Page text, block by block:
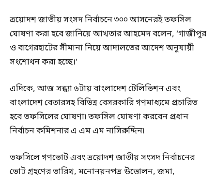
ত্রয়োদশ জাতীয় সংসদ নির্বাচনে ৩০০ আসনেরই তফসিল
ঘোষণা করা হবে জানিয়ে আখতার আহমেদ বলেন, ‘গাজীপুর
ও বাগেরহাটের সীমানা নিয়ে আদালতের আদেশ অনুযায়ী
সংশোধন করা হচ্ছে।’
এদিকে, আজ সন্ধ্যা ৬টায় বাংলাদেশ টেলিভিশন এবং
বাংলাদেশ বেতারসহ বিভিন্ন বেসরকারি গণমাধ্যমে প্রচারিত
হবে তফসিলের ঘোষণা৷ তফসিল ঘোষণা করবেন প্রধান
নির্বাচন কমিশনার এ এম এম নাসিরুদ্দিন৷
তফসিলে গণভোট এবং ত্রয়োদশ জাতীয় সংসদ নির্বাচনের
ভোট গ্রহণের তারিখ, মনোনয়নপত্র উত্তোলন, জমা,